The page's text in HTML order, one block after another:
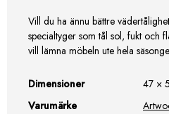
Vill du ha ännu bättre
specialtyger som tål sol, fukt och
vill lämna möbeln ute hela
Dimensioner
47 ×
Varumärke